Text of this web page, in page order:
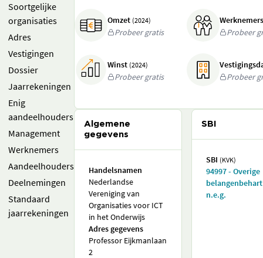
Soortgelijke
organisaties
Adres
Vestigingen
Dossier
Jaarrekeningen
Enig
aandeelhouders
Management
Werknemers
Aandeelhouders
Deelnemingen
Standaard
jaarrekeningen
Omzet (2024)
Probeer gratis
Probeer
Winst (2024)
Probeer gratis
Probeer
Algemene
gegevens
Handelsnamen
Nederlandse
Vereniging van
Organisaties voor ICT
in het Onderwijs
Adres gegevens
Professor Eijkmanlaan
2
SBI
SBI (KVK)
94997 - Overige
n.e.g.